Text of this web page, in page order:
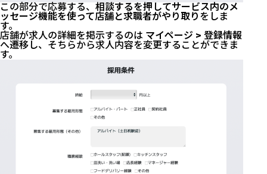
この部分で応募する、 相談するを押してサービス内のメ
ッセージ機能を使って店舗と求職者がやり取りをしま
す。
店舗が求人の詳細を掲示するのは マイページ > 登録情報
へ遷移し、そちらから求人内容を変更することができま
す。